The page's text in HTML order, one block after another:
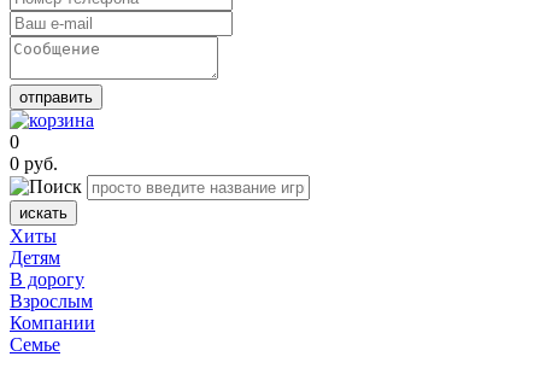
отправить
0
0 руб.
искать
Хиты
Детям
В дорогу
Взрослым
Компании
Семье